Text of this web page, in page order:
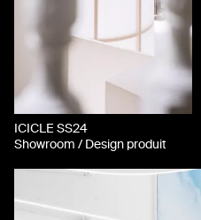
ICICLE SS24
Showroom / Design produit